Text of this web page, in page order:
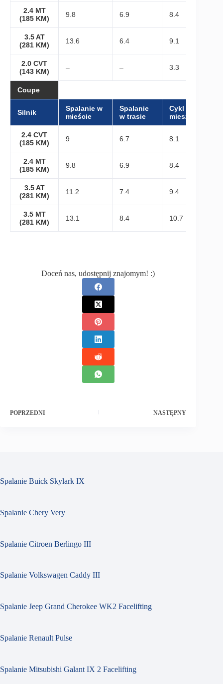
2.4 MT
(185 KM)
9.8 6.9 8.4
3.5 AT
(281 KM)
13.6 6.4 9.1
2.0 CVT
(143 KM)
– – 3.3
Coupe
Silnik
Spalanie w
mieście
Spalanie
w trasie
Cykl
mieszany
2.4 CVT
(185 KM)
9 6.7 8.1
2.4 MT
(185 KM)
9.8 6.9 8.4
3.5 AT
(281 KM)
11.2 7.4 9.4
3.5 MT
(281 KM)
13.1 8.4 10.7
Doceń nas, udostępnij znajomym! :)
POPRZEDNI NASTĘPNY
Spalanie Buick Skylark IX
Spalanie Chery Very
Spalanie Citroen Berlingo III
Spalanie Volkswagen Caddy III
Spalanie Jeep Grand Cherokee WK2 Facelifting
Spalanie Renault Pulse
Spalanie Mitsubishi Galant IX 2 Facelifting